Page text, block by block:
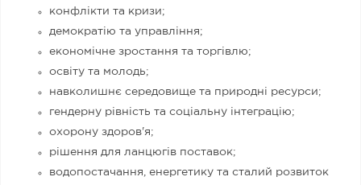
конфлікти та кризи;
демократію та управління;
економічне зростання та торгівлю;
освіту та молодь;
навколишнє середовище та природні ресурси;
гендерну рівність та соціальну інтеграцію;
охорону здоров'я;
рішення для ланцюгів поставок;
водопостачання, енергетику та сталий розвиток